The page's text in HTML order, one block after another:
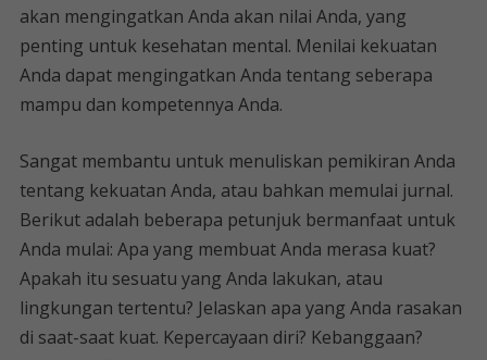
akan mengingatkan Anda akan nilai Anda, yang
penting untuk kesehatan mental. Menilai kekuatan
Anda dapat mengingatkan Anda tentang seberapa
mampu dan kompetennya Anda.
Sangat membantu untuk menuliskan pemikiran Anda
tentang kekuatan Anda, atau bahkan memulai jurnal.
Berikut adalah beberapa petunjuk bermanfaat untuk
Anda mulai: Apa yang membuat Anda merasa kuat?
Apakah itu sesuatu yang Anda lakukan, atau
lingkungan tertentu? Jelaskan apa yang Anda rasakan
di saat-saat kuat. Kepercayaan diri? Kebanggaan?